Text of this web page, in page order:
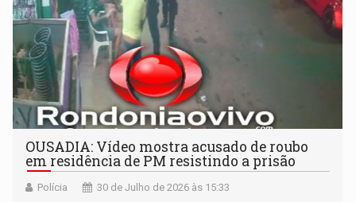
OUSADIA: Vídeo mostra acusado de roubo
em residência de PM resistindo a prisão
Polícia 30 de Julho de 2026 às 15:33